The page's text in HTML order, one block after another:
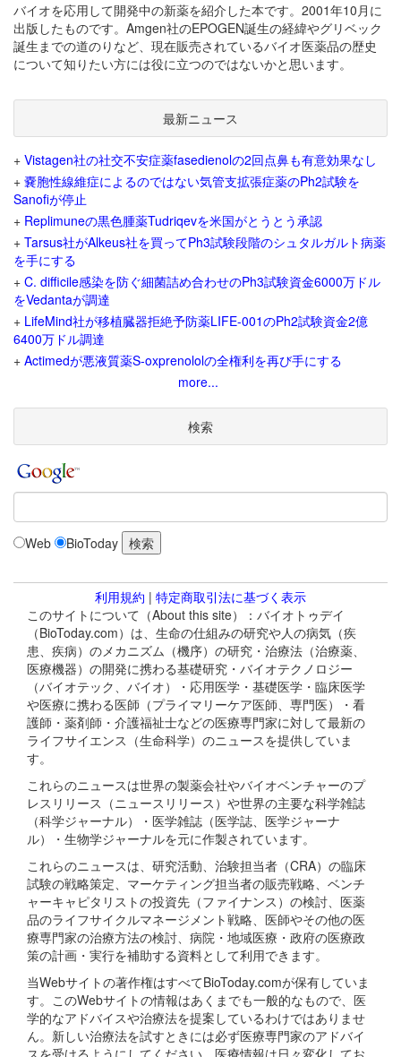
バイオを応用して開発中の新薬を紹介した本です。2001年10月に
出版したものです。Amgen社のEPOGEN誕生の経緯やグリベック
誕生までの道のりなど、現在販売されているバイオ医薬品の歴史
について知りたい方には役に立つのではないかと思います。
最新ニュース
+ Vistagen社の社交不安症薬fasedienolの2回点鼻も有意効果なし
+ 嚢胞性線維症によるのではない気管支拡張症薬のPh2試験を
Sanofiが停止
+ Replimuneの黒色腫薬Tudriqevを米国がとうとう承認
+ Tarsus社がAlkeus社を買ってPh3試験段階のシュタルガルト病薬
を手にする
+ C. difficile感染を防ぐ細菌詰め合わせのPh3試験資金6000万ドル
をVedantaが調達
+ LifeMind社が移植臓器拒絶予防薬LIFE-001のPh2試験資金2億
6400万ドル調達
+ Actimedが悪液質薬S-oxprenololの全権利を再び手にする
more...
検索
Web BioToday
利用規約 | 特定商取引法に基づく表示
このサイトについて（About this site）：バイオトゥデイ
（BioToday.com）は、生命の仕組みの研究や人の病気（疾
患、疾病）のメカニズム（機序）の研究・治療法（治療薬、
医療機器）の開発に携わる基礎研究・バイオテクノロジー
（バイオテック、バイオ）・応用医学・基礎医学・臨床医学
や医療に携わる医師（プライマリーケア医師、専門医）・看
護師・薬剤師・介護福祉士などの医療専門家に対して最新の
ライフサイエンス（生命科学）のニュースを提供していま
す。
これらのニュースは世界の製薬会社やバイオベンチャーのプ
レスリリース（ニュースリリース）や世界の主要な科学雑誌
（科学ジャーナル）・医学雑誌（医学誌、医学ジャーナ
ル）・生物学ジャーナルを元に作製されています。
これらのニュースは、研究活動、治験担当者（CRA）の臨床
試験の戦略策定、マーケティング担当者の販売戦略、ベンチ
ャーキャピタリストの投資先（ファイナンス）の検討、医薬
品のライフサイクルマネージメント戦略、医師やその他の医
療専門家の治療方法の検討、病院・地域医療・政府の医療政
策の計画・実行を補助する資料として利用できます。
当Webサイトの著作権はすべてBioToday.comが保有していま
す。このWebサイトの情報はあくまでも一般的なもので、医
学的なアドバイスや治療法を提案しているわけではありませ
ん。新しい治療法を試すときには必ず医療専門家のアドバイ